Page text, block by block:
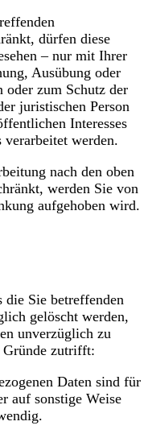
dürfen diese
– nur mit Ihrer
Ausübung oder
oder zum Schutz der
juristischen Person
Interesses
werden.
nach den oben
werden Sie von
aufgehoben wird.
die Sie betreffenden
gelöscht werden,
unverzüglich zu
Gründe zutrifft:
Daten sind für
auf sonstige Weise